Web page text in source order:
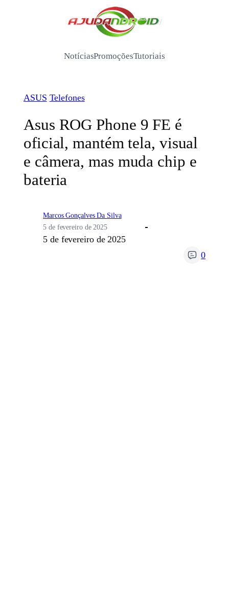
/
NotíciasPromoçõesTutoriais
ASUS Telefones
Asus ROG Phone 9 FE é
oficial, mantém tela, visual
e câmera, mas muda chip e
bateria
Marcos Gonçalves Da Silva
5 de fevereiro de 2025
5 de fevereiro de 2025
0